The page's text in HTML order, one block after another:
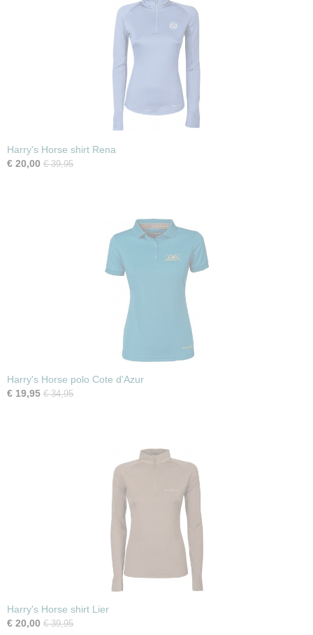
Harry's Horse shirt Rena
€ 20,00 € 39,95
Harry's Horse polo Cote d'Azur
€ 19,95 € 34,95
Harry's Horse shirt Lier
€ 20,00 € 39,95